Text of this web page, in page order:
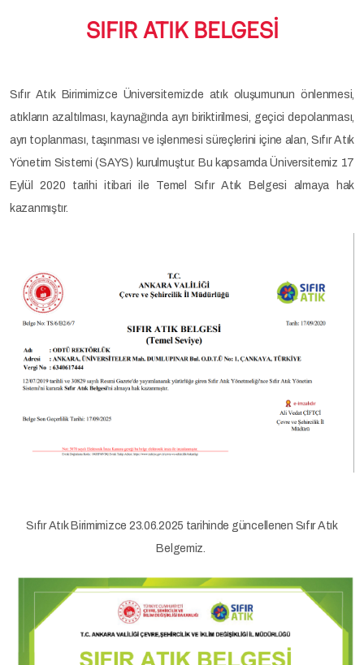
SIFIR ATIK BELGESİ
Sıfır Atık Birimimizce Üniversitemizde atık oluşumunun önlenmesi,
atıkların azaltılması, kaynağında ayrı biriktirilmesi, geçici depolanması,
ayrı toplanması, taşınması ve işlenmesi süreçlerini içine alan, Sıfır Atık
Yönetim Sistemi (SAYS) kurulmuştur. Bu kapsamda Üniversitemiz 17
Eylül 2020 tarihi itibari ile Temel Sıfır Atık Belgesi almaya hak
kazanmıştır.
Sıfır Atık Birimimizce 23.06.2025 tarihinde güncellenen Sıfır Atık
Belgemiz.